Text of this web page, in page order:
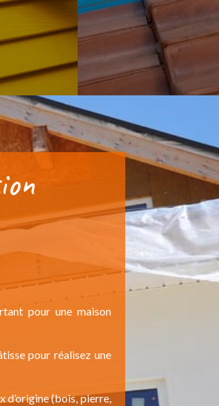
pour une maison
pour réalisez une
d’origine (bois, pierre,